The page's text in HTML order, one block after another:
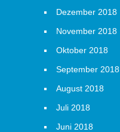
Dezember 2018
November 2018
Oktober 2018
September 2018
August 2018
Juli 2018
Juni 2018